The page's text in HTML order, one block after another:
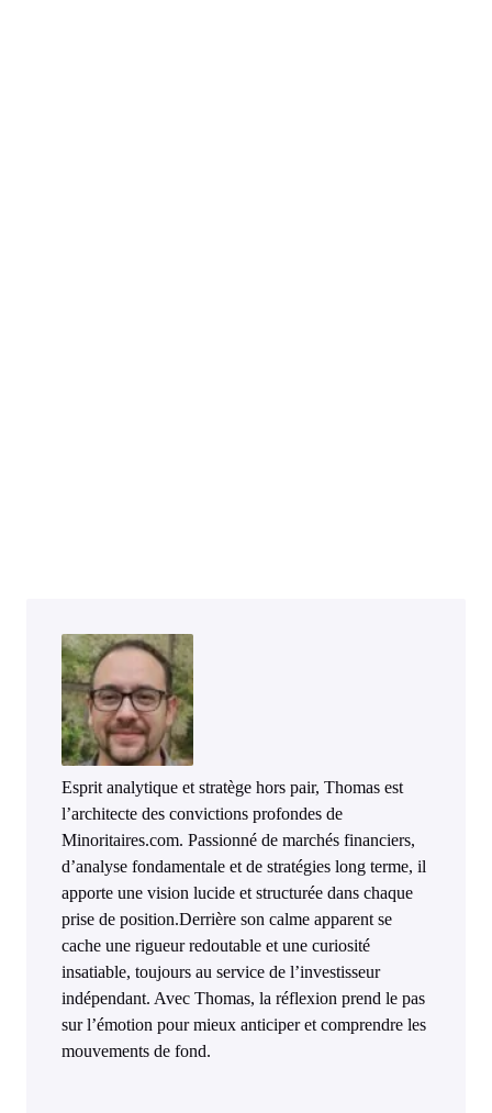
Esprit analytique et stratège hors pair, Thomas est
l’architecte des convictions profondes de
Minoritaires.com. Passionné de marchés financiers,
d’analyse fondamentale et de stratégies long terme, il
apporte une vision lucide et structurée dans chaque
prise de position.Derrière son calme apparent se
cache une rigueur redoutable et une curiosité
insatiable, toujours au service de l’investisseur
indépendant. Avec Thomas, la réflexion prend le pas
sur l’émotion pour mieux anticiper et comprendre les
mouvements de fond.